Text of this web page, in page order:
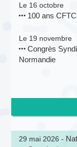
Le 16 octobre
100 ans
Le 19 novembre
Congrès
Normandie
29 mai 2026 -